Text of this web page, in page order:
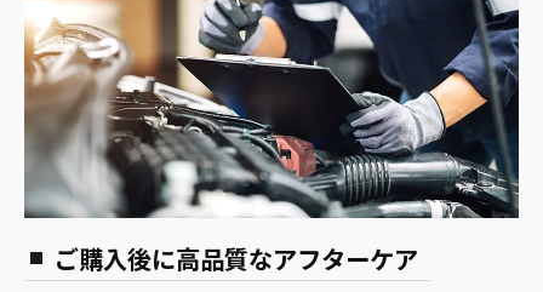
ご購入後に高品質なアフターケア